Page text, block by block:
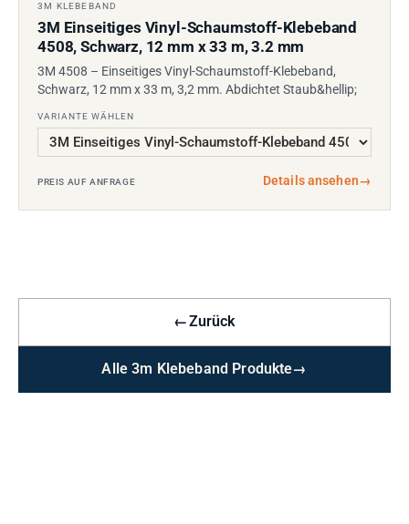
3M KLEBEBAND
3M Einseitiges Vinyl-Schaumstoff-Klebeband
4508, Schwarz, 12 mm x 33 m, 3.2 mm
3M 4508 – Einseitiges Vinyl-Schaumstoff-Klebeband,
Schwarz, 12 mm x 33 m, 3,2 mm. Abdichtet Staub&hellip;
VARIANTE WÄHLEN
PREIS AUF ANFRAGE Details ansehen→
←Zurück
Alle 3m Klebeband Produkte→